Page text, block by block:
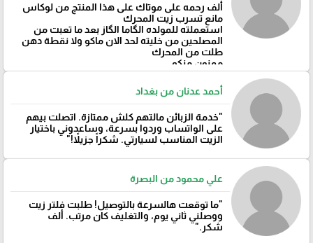
ألف رحمه على موتاك على هذا المنتج من لوكاس
مانع تسرب زيت المحرك
استعملته للمولده الگاما الگاز بعد ما تعبت من
المصلحين من خليته لحد الان ماكو ولا نقطة دهن
طلت من المحرك
ممنون منكم
أحمد عدنان من بغداد
"خدمة الزبائن مالتهم كلش ممتازة. اتصلت بيهم
على الواتساب وردوا بسرعة، وساعدوني باختيار
الزيت المناسب لسيارتي. شكراً جزيلاً!"
علي محمود من البصرة
"ما توقعت هالسرعة بالتوصيل! طلبت فلتر زيت
ووصلني ثاني يوم، والتغليف كان مرتب. ألف
شكر."